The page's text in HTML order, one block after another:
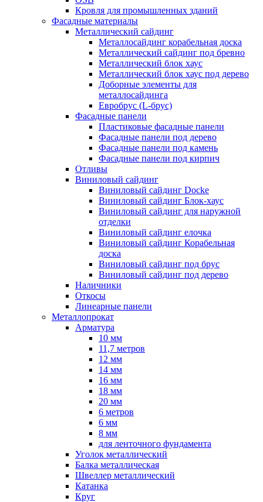
Кровля для промышленных зданий
Фасадные материалы
Металлический сайдинг
Металлосайдинг корабельная доска
Металлический сайдинг под бревно
Металлический блок хаус
Металлический блок хаус под дерево
Доборные элементы для
металлосайдинга
Евробрус (L-брус)
Фасадные панели
Пластиковые фасадные панели
Фасадные панели под дерево
Фасадные панели под камень
Фасадные панели под кирпич
Отливы
Виниловый сайдинг
Виниловый сайдинг Docke
Виниловый сайдинг Блок-хаус
Виниловый сайдинг для наружной
отделки
Виниловый сайдинг елочка
Виниловый сайдинг Корабельная
доска
Виниловый сайдинг под брус
Виниловый сайдинг под дерево
Наличники
Откосы
Линеарные панели
Металлопрокат
Арматура
10 мм
11,7 метров
12 мм
14 мм
16 мм
18 мм
20 мм
6 метров
6 мм
8 мм
для ленточного фундамента
Уголок металлический
Балка металлическая
Швеллер металлический
Катанка
Круг